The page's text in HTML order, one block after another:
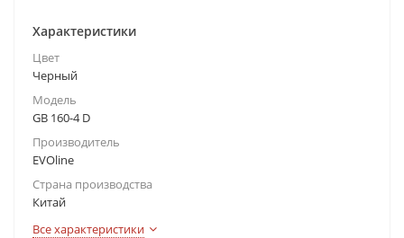
Характеристики
Цвет
Черный
Модель
GB 160-4 D
Производитель
EVOline
Страна производства
Китай
Все характеристики